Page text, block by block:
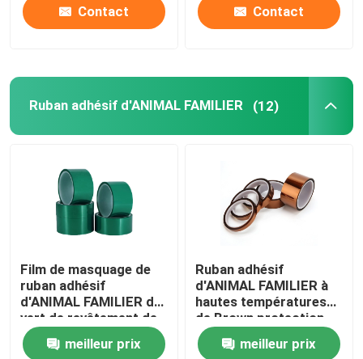
Contact Contact
Ruban adhésif d'ANIMAL FAMILIER (12)
Film de masquage de
ruban adhésif
d'ANIMAL FAMILIER de
vert de revêtement de
poudre de polyester
pour l'isolation
meilleur prix
Ruban adhésif
d'ANIMAL FAMILIER à
hautes températures
de Brown protection
de SMT de ruban de 6
poucesmeilleur prix